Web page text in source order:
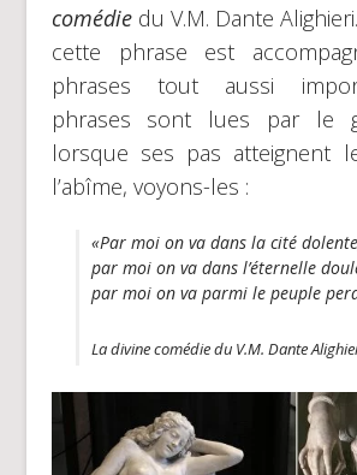
comédiedu V.M. Dante
cette phrase est
phrases tout aussi
phrases sont lues par le
lorsque ses pas atteignent
l’abîme, voyons-les :
«Par moi on va dans la cité
par moi on va dans l’éternelle
par moi on va parmi le peuple
La divine comédie du V.M. Dante